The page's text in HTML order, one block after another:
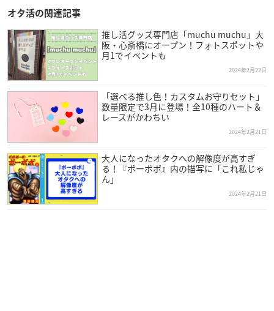
オタ活の関連記事
推し活グッズ専門店「muchu muchu」大
阪・心斎橋にオープン！フォトスポットや
月1でイベントも
2024年2月22日
「選べる推し色！カスタムお守りセット」
数量限定で3月に登場！全10種のハート＆
レースがかわちい
2024年2月21日
大人になったオタクへの解像度が高すぎ
る！『ボーボボ』内の描写に「これ私じゃ
ん」
2024年2月21日